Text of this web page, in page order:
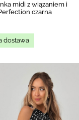
midi z wiązaniem i
czarna
dostawa